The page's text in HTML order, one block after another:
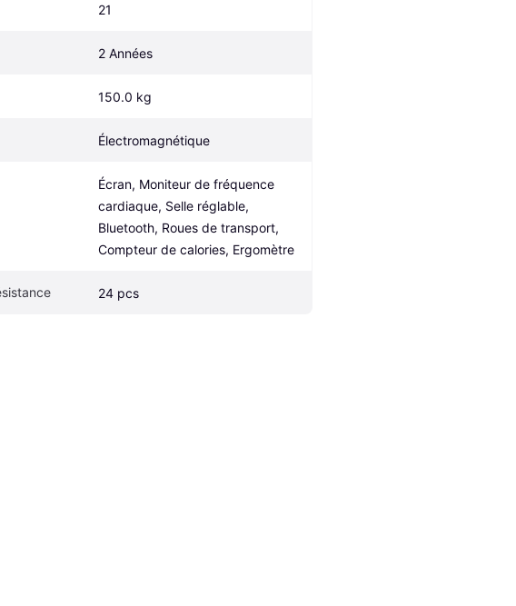
21
2 Années
150.0 kg
Électromagnétique
Écran, Moniteur de fréquence
cardiaque, Selle réglable,
Bluetooth, Roues de transport,
Compteur de calories, Ergomètre
24 pcs